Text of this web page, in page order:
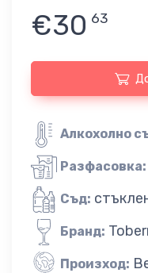
€30 63
Алкохолно
Разфасовка:
Съд:
Бранд:
Произход: